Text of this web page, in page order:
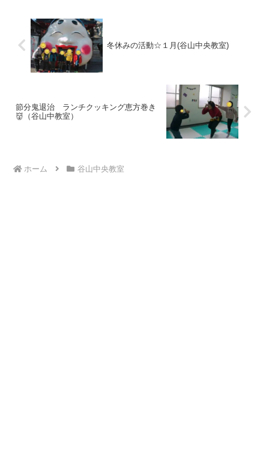
冬休みの活動☆１月(谷山中央教室)
節分鬼退治 ランチクッキング恵方巻き
👹（谷山中教室）
ホーム 谷山中央教室